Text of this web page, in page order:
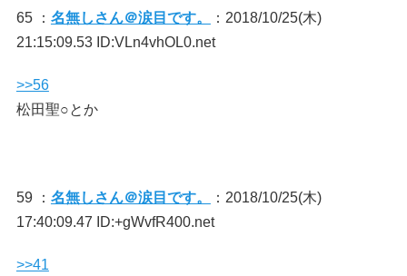
65 ： 名無しさん＠涙目です。
：2018/10/25(木)
21:15:09.53 ID:VLn4vhOL0.net
>>56
松田聖○とか
59 ： 名無しさん＠涙目です。
：2018/10/25(木)
17:40:09.47 ID:+gWvfR400.net
>>41